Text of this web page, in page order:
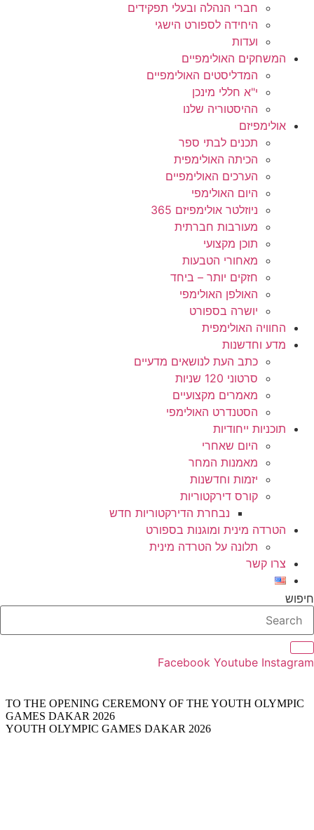
חברי הנהלה ובעלי תפקידים
היחידה לספורט הישגי
ועדות
המשחקים האולימפיים
המדליסטים האולימפיים
י"א חללי מינכן
ההיסטוריה שלנו
אולימפיזם
תכנים לבתי ספר
הכיתה האולימפית
הערכים האולימפיים
היום האולימפי
ניוזלטר אולימפיזם 365
מעורבות חברתית
תוכן מקצועי
מאחורי הטבעות
חזקים יותר – ביחד
האולפן האולימפי
יושרה בספורט
החוויה האולימפית
מדע וחדשנות
כתב העת לנושאים מדעיים
סרטוני 120 שניות
מאמרים מקצועיים
הסטנדרט האולימפי
תוכניות ייחודיות
היום שאחרי
מאמנות המחר
יזמות וחדשנות
קורס דירקטוריות
נבחרת הדירקטוריות חדש
הטרדה מינית ומוגנות בספורט
תלונה על הטרדה מינית
צרו קשר
חיפוש
Facebook Youtube Instagram